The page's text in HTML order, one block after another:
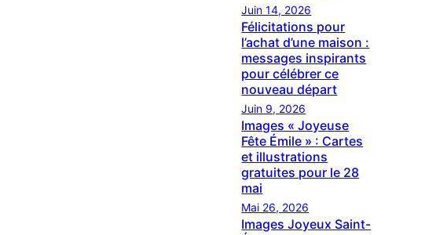
Juin 14, 2026
Félicitations pour
l’achat d’une maison :
messages inspirants
pour célébrer ce
nouveau départ
Juin 9, 2026
Images « Joyeuse
Fête Émile » : Cartes
et illustrations
gratuites pour le 28
mai
Mai 26, 2026
Images Joyeux Saint-